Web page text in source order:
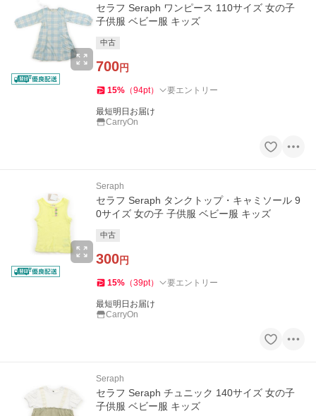
セラフ Seraph ワンピース 110サイズ 女の子
子供服 ベビー服 キッズ
中古
700円
15% （94pt） 要エントリー
最短明日お届け
CarryOn
Seraph
セラフ Seraph タンクトップ・キャミソール 9
0サイズ 女の子 子供服 ベビー服 キッズ
中古
300円
15% （39pt） 要エントリー
最短明日お届け
CarryOn
Seraph
セラフ Seraph チュニック 140サイズ 女の子
子供服 ベビー服 キッズ